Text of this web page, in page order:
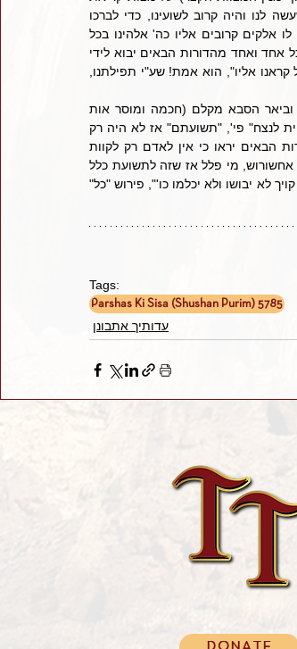
Tags:
Parshas Ki Sisa (Shushan Purim) 5785
עדותיך אתבונן